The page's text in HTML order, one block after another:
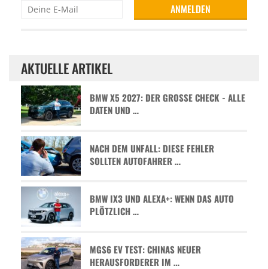
AKTUELLE ARTIKEL
BMW X5 2027: DER GROSSE CHECK - ALLE D
ATEN UND …
NACH DEM UNFALL: DIESE FEHLER
SOLLTEN AUTOFAHRER …
BMW IX3 UND ALEXA+: WENN DAS AUTO
PLÖTZLICH …
MGS6 EV TEST: CHINAS NEUER
HERAUSFORDERER IM …